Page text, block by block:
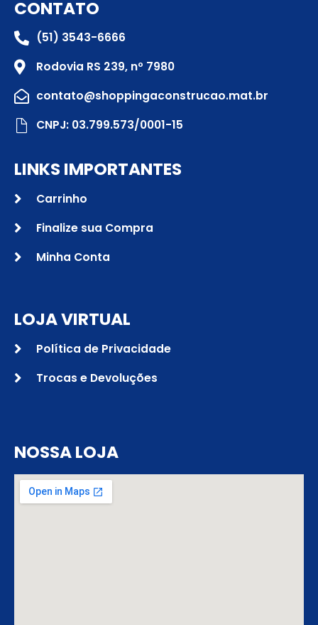
CONTATO
(51) 3543-6666
Rodovia RS 239, nº 7980
contato@shoppingaconstrucao.mat.br
CNPJ: 03.799.573/0001-15
LINKS IMPORTANTES
Carrinho
Finalize sua Compra
Minha Conta
LOJA VIRTUAL
Política de Privacidade
Trocas e Devoluções
NOSSA LOJA